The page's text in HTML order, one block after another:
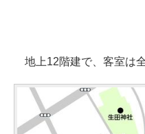
地上12階建で、客室は